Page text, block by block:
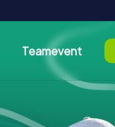
Teamevent